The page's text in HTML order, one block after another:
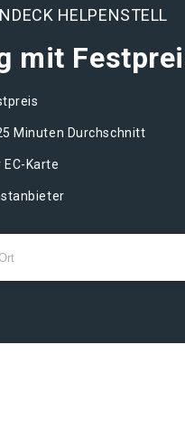
HELPENSTELL
mit
Minuten Durchschnitt
Karte